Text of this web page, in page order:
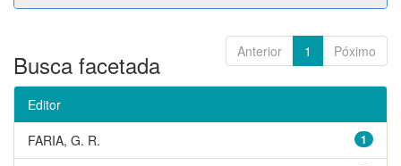
Anterior 1 Póximo
Busca facetada
Editor
1
FARIA, G. R.